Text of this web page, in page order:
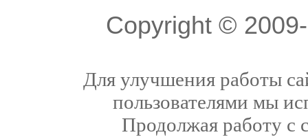
Copyright ©
Для улучшения работы
пользователями мы
Продолжая работу с